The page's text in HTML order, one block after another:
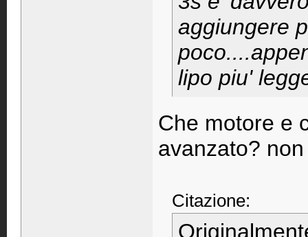
aggiungere
lipo piu'
Che motore e
avanzato?
Citazione: